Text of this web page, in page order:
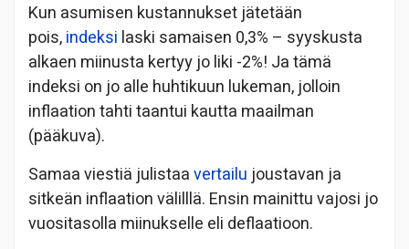
Kun asumisen kustannukset jätetään
pois,indeksi laski samaisen 0,3% – syyskusta
alkaen miinusta kertyy jo liki -2%! Ja tämä
indeksi on jo alle huhtikuun lukeman, jolloin
inflaation tahti taantui kautta maailman
(pääkuva).
Samaa viestiä julistaavertailu joustavan ja
sitkeän inflaation välilllä. Ensin mainittu vajosi jo
vuositasolla miinukselle eli deflaatioon.